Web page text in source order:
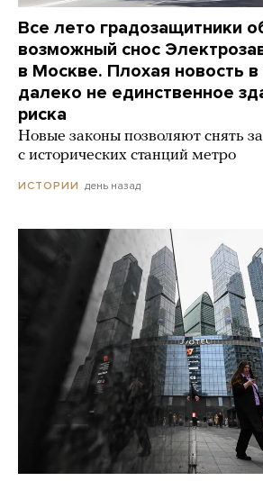
Все лето градозащитники
возможный снос
в Москве. Плохая новость в
далеко не единственное
риска
Новые законы позволяют снять
с исторических станций метро
ИСТОРИИ день назад